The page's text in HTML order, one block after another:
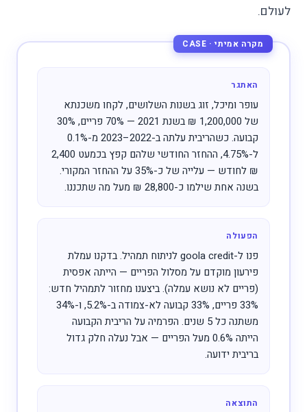
לעולם.
האתגר
עופר ומיכל, זוג בשנות השלושים, לקחו משכנתא
של 1,200,000 ₪ בשנת 2021 — 70% פריים, 30%
קבועה. כשהריבית עלתה ב-2022–2023 מ-0.1%
ל-4.75%, ההחזר החודשי שלהם קפץ בכמעט 2,400
₪ לחודש — עלייה של כ-35% על ההחזר המקורי.
בשנה אחת שילמו כ-28,800 ₪ מעל מה שתכננו.
הפעולה
פנו ל-goola credit לניתוח תמהיל. בדקנו עמלת
פירעון מוקדם על מסלול הפריים — הייתה אפסית
(פריים לא נושא עמלה). ביצענו מחזור לתמהיל חדש:
33% פריים, 33% קבועה לא-צמודה ב-5.2%, ו-34%
משתנה כל 5 שנים. הפרמיה על הריבית הקבועה
הייתה 0.6% מעל הפריים — אבל נעלה חלק גדול
בריבית ידועה.
התוצאה